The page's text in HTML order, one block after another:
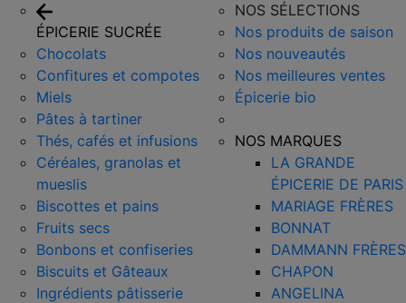
ÉPICERIE SUCRÉE
Chocolats
Confitures et compotes
Miels
Pâtes à tartiner
Thés, cafés et infusions
Céréales, granolas et
mueslis
Biscottes et pains
Fruits secs
Bonbons et confiseries
Biscuits et Gâteaux
Ingrédients pâtisserie
NOS SÉLECTIONS
Nos produits de saison
Nos nouveautés
Nos meilleures ventes
Épicerie bio
NOS MARQUES
LA GRANDE
ÉPICERIE DE PARIS
MARIAGE FRÈRES
BONNAT
DAMMANN FRÈRES
CHAPON
ANGELINA